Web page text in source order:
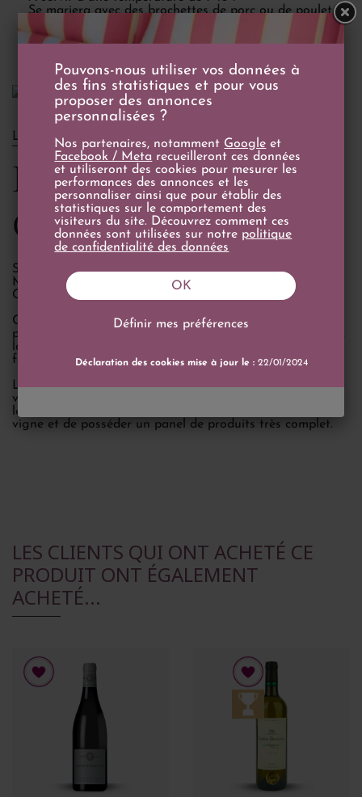
Se mariera avec des brochettes de porc ou de poulet
accompagnées de légumes grillés.
LE DOMAINE
Domaine Fontaine du
Clos
Situés au coeur de la Provence, entre les Dentelles de
Montmirail et le Mont Ventoux, le Domaine Fontaine du
Clos bénéficie tout au long de l'année d'un climat idéal.
Créés par Jean et Nicole Barnier, il est aujourd'hui dirigé
par Jean-François, leur fils, et son épouse Céline. Le soleil,
la pluie et le mistral les accompagnent et les aident à
façonner le fruit de leur travail.
La cave compte plus de 40 cépages différents car ils sont
viticulteurs et pépiniéristes viticoles. Ces deux activités
leur permettent d'avoir une meilleure connaissance de la
vigne et de posséder un panel de produits très complet.
LES CLIENTS QUI ONT ACHETÉ CE
PRODUIT ONT ÉGALEMENT
ACHETÉ...
Pouvons-nous utiliser vos données à
des fins statistiques et pour vous
proposer des annonces
personnalisées ?
Nos partenaires, notamment Google et
Facebook / Meta recueilleront ces données
et utiliseront des cookies pour mesurer les
performances des annonces et les
personnaliser ainsi que pour établir des
statistiques sur le comportement des
visiteurs du site. Découvrez comment ces
données sont utilisées sur notre politique
de confidentialité des données
Définir mes préférences
OK
Déclaration des cookies mise à jour le :22/01/2024